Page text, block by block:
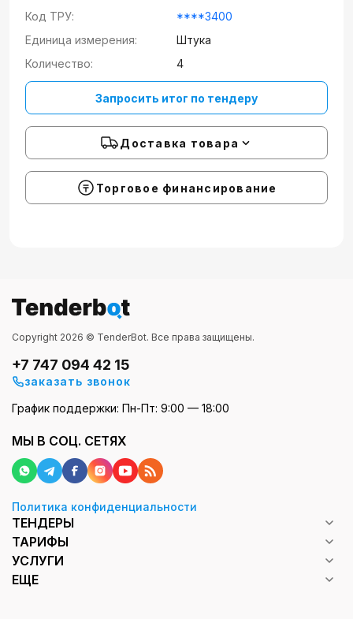
Код ТРУ:
****3400
Единица измерения:
Штука
Количество:
4
Запросить итог по тендеру
Доставка товара
Торговое финансирование
Copyright 2026 © TenderBot. Все права защищены.
+7 747 094 42 15
заказать звонок
График поддержки: Пн-Пт: 9:00 — 18:00
МЫ В СОЦ. СЕТЯХ
Политика конфиденциальности
ТЕНДЕРЫ
ТАРИФЫ
УСЛУГИ
ЕЩЕ